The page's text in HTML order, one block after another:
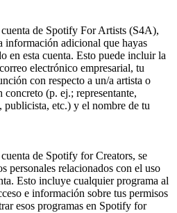
cuenta de Spotify For Artists (S4A),
información adicional que hayas
en esta cuenta. Esto puede incluir la
electrónico empresarial, tu
con respecto a un/a artista o
concreto (p. ej.; representante,
publicista, etc.) y el nombre de tu
de Spotify for Creators, se
personales relacionados con el uso
Esto incluye cualquier programa al
e información sobre tus permisos
esos programas en Spotify for